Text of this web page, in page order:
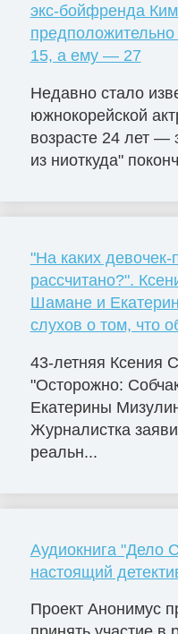
экс-бойфренда
15, а ему — 27
Недавно стало
южнокорейской
возрасте 24 лет —
из ниоткуда"
"На каких девочек-
рассчитано?".
Шамане и
слухов о том, что
43-летняя Ксения
"Осторожно:
Екатерины
Журналистка
реальн...
Аудиокнига "Дело
настоящий
Проект Анонимус